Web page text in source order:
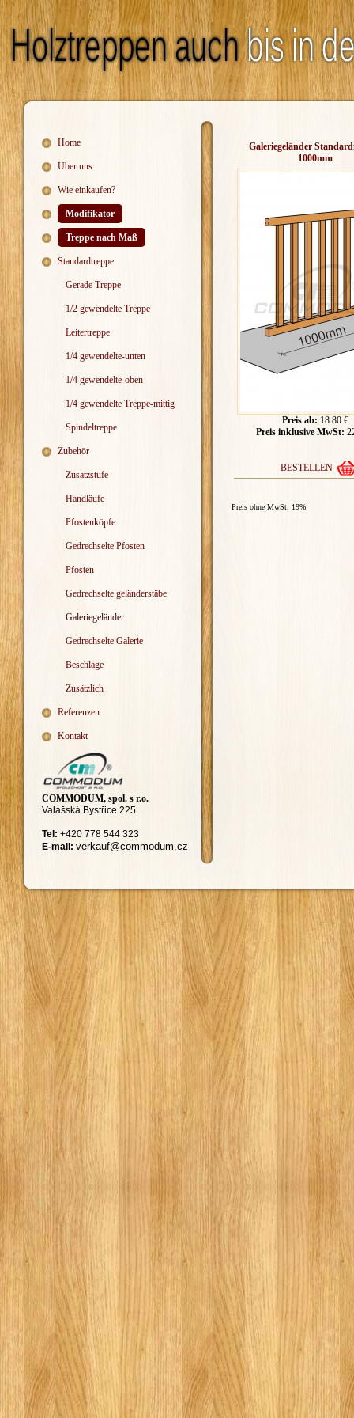
Home
Über uns
Wie einkaufen?
Modifikator
Treppe nach Maß
Standardtreppe
Gerade Treppe
1/2 gewendelte Treppe
Leitertreppe
1/4 gewendelte-unten
1/4 gewendelte-oben
1/4 gewendelte Treppe-mittig
Spindeltreppe
Zubehör
Zusatzstufe
Handläufe
Pfostenköpfe
Gedrechselte Pfosten
Pfosten
Gedrechselte geländerstäbe
Galeriegeländer
Gedrechselte Galerie
Beschläge
Zusätzlich
Referenzen
Kontakt
Galeriegeländer
1000mm
Preis ab: 18.80 €
Preis inklusive MwSt:
BESTELLEN
Preis ohne MwSt. 19%
COMMODUM, spol. s r.o.
Valašská Bystřice 225
Tel: +420 778 544 323
E-mail: verkauf@commodum.cz